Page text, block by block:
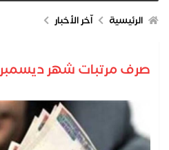
الرئيسية اّخر الأخبار
صرف مرتبات شهر ديسمبر 2023.. اليوم